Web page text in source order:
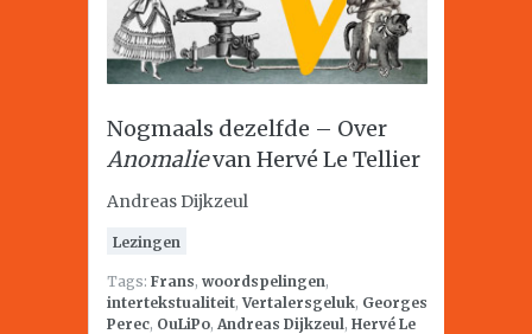
Nogmaals dezelfde – Over
Anomalievan Hervé Le Tellier
Andreas Dijkzeul
Lezingen
Tags: Frans, woordspelingen,
intertekstualiteit,Vertalersgeluk, Georges
Perec, OuLiPo, Andreas Dijkzeul, Hervé Le